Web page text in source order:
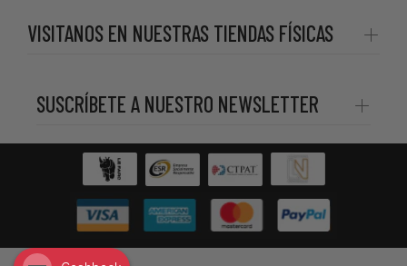
SUSCRÍBETE A NUESTRO NEWSLETTER
VISITANOS EN NUESTRAS TIENDAS FÍSICAS